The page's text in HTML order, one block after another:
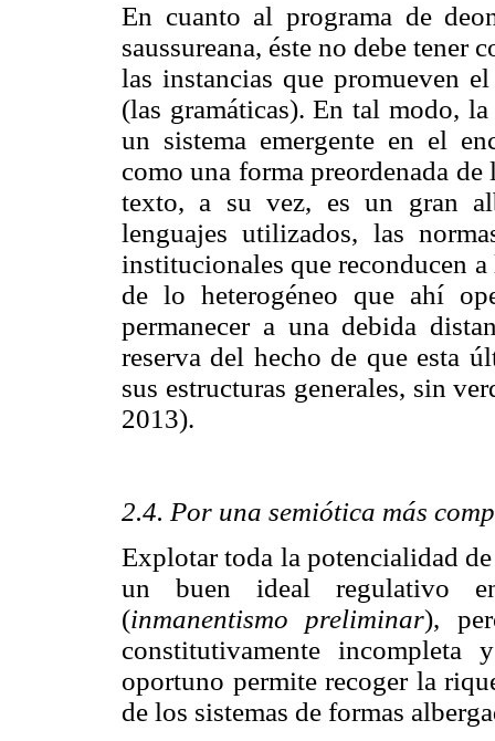
En cuanto al programa de
saussureana, éste no debe tener
las instancias que promueven
(las gramáticas). En tal modo,
un sistema emergente en el
como una forma preordenada
texto, a su vez, es un gran
lenguajes utilizados, las
institucionales que reconducen
de lo heterogéneo que ahí
permanecer a una debida
reserva del hecho de que esta
sus estructuras generales, sin
2013).
2.4. Por una semiótica más
Explotar toda la potencialidad
un buen ideal regulativo
(inmanentismo preliminar),
constitutivamente
oportuno permite recoger la
de los sistemas de formas